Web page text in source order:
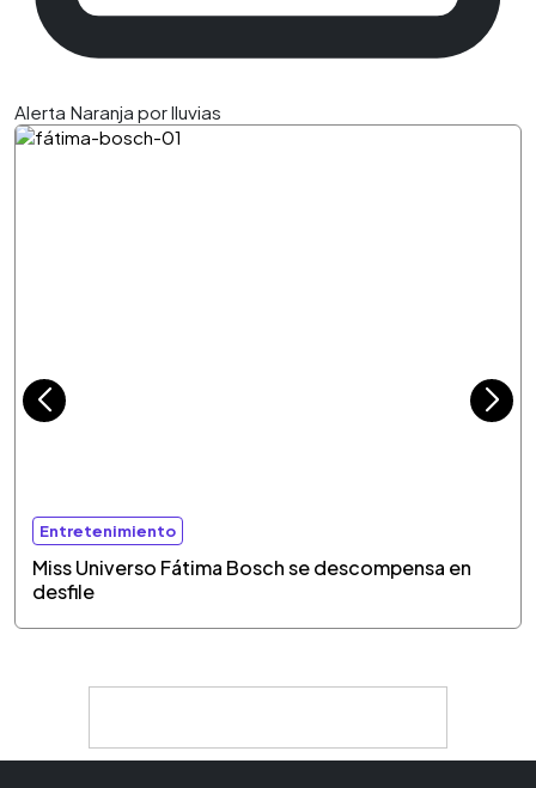
Alerta Naranja por lluvias
Entretenimiento
Miss Universo Fátima Bosch se descompensa en
desfile